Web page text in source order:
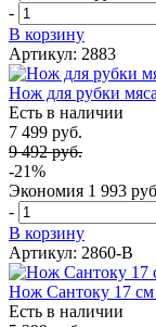
-
В корзину
Артикул: 2883
Нож для рубки
Есть в наличии
7 499 руб.
9 492 руб.
-21%
Экономия 1 993
-
В корзину
Артикул: 2860-B
Нож Сантоку 17 см
Есть в наличии